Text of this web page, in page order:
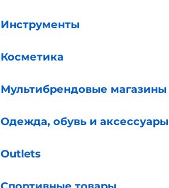
Инструменты
Косметика
Мультибрендовые магазины
Одежда, обувь и аксессуары
Outlets